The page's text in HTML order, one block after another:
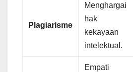
Plagiarisme
Menghargai
hak
kekayaan
intelektual.
Empati